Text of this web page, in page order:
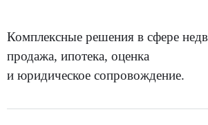
Комплексные решения в сфере
продажа, ипотека, оценка
и юридическое сопровождение.